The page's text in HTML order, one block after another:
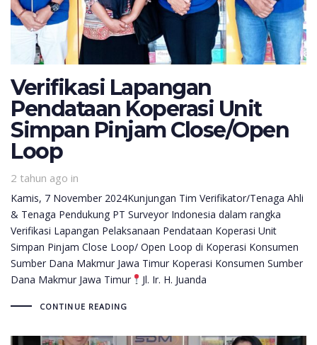
Verifikasi Lapangan
Pendataan Koperasi Unit
Simpan Pinjam Close/Open
Loop
2 tahun ago in
Kamis, 7 November 2024Kunjungan Tim Verifikator/Tenaga Ahli
& Tenaga Pendukung PT Surveyor Indonesia dalam rangka
Verifikasi Lapangan Pelaksanaan Pendataan Koperasi Unit
Simpan Pinjam Close Loop/ Open Loop di Koperasi Konsumen
Sumber Dana Makmur Jawa Timur Koperasi Konsumen Sumber
Dana Makmur Jawa Timur
Jl. Ir. H. Juanda
CONTINUE READING